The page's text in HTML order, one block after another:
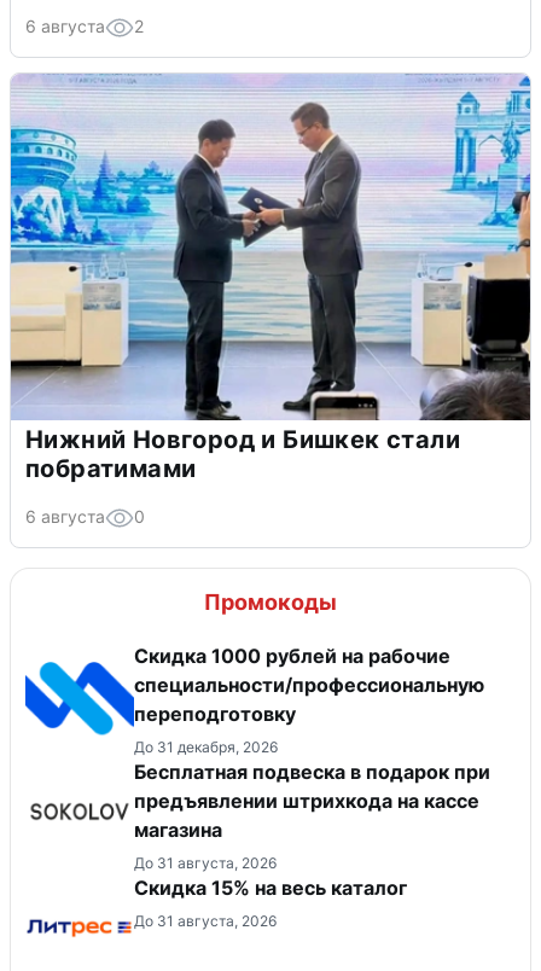
6 августа 2
Нижний Новгород и Бишкек стали
побратимами
6 августа 0
Промокоды
Скидка 1000 рублей на рабочие
специальности/профессиональную
переподготовку
До 31 декабря, 2026
Бесплатная подвеска в подарок при
предъявлении штрихкода на кассе
магазина
До 31 августа, 2026
Скидка 15% на весь каталог
До 31 августа, 2026